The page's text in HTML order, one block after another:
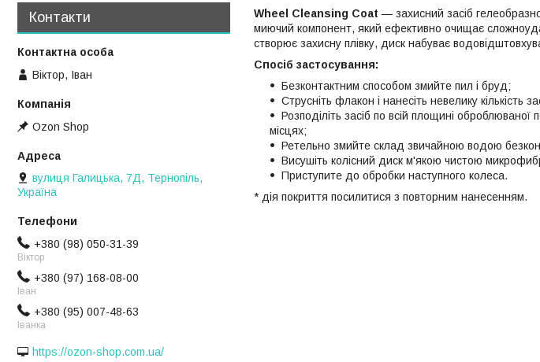
Wheel
Cleansing Coat — захисний засіб
миючий компонент, який ефективно очищає
створює захисну плівку, диск набуває
Спосіб застосування:
Безконтактним способом змийте пил і бруд;
Струсніть флакон і нанесіть невелику кількість
Розподіліть засіб по всій площині
місцях;
Ретельно змийте склад звичайною водою
Висушіть колісний диск м'якою чистою
Приступите до обробки наступного колеса.
* дія покриття посилитися з повторним нанесенням.
Контакти
Віктор, Іван
Ozon Shop
вулиця Галицька, 7Д, Тернопіль,
Україна
+380 (98) 050-31-39
Віктор
+380 (97) 168-08-00
Іван
+380 (95) 007-48-63
Іванка
https://ozon-shop.com.ua/